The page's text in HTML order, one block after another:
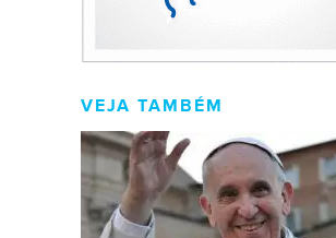
VEJA TAMBÉM